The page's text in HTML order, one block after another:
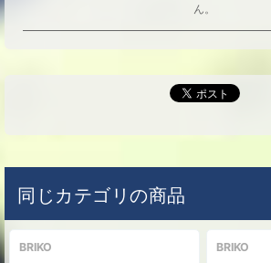
ん。
同じカテゴリの商品
BRIKO BRIKO